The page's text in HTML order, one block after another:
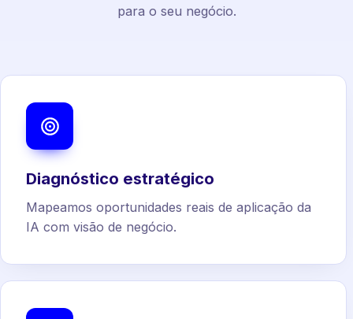
para o seu negócio.
Diagnóstico estratégico
Mapeamos oportunidades reais de aplicação da
IA com visão de negócio.